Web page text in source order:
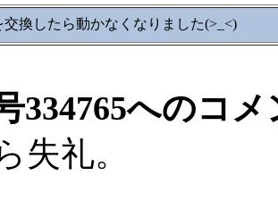
交換したら動かなくなりました(>_<)
334765へのコメ
失礼。